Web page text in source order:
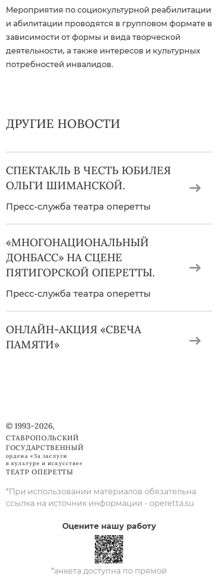
Мероприятия по социокультурной реабилитации
и абилитации проводятся в групповом формате в
зависимости от формы и вида творческой
деятельности, а также интересов и культурных
потребностей инвалидов.
ДРУГИЕ НОВОСТИ
СПЕКТАКЛЬ В ЧЕСТЬ ЮБИЛЕЯ
ОЛЬГИ ШИМАНСКОЙ.
Пресс-служба театра оперетты
«МНОГОНАЦИОНАЛЬНЫЙ
ДОНБАСС» НА СЦЕНЕ
ПЯТИГОРСКОЙ ОПЕРЕТТЫ.
Пресс-служба театра оперетты
ОНЛАЙН-АКЦИЯ «СВЕЧА
ПАМЯТИ»
© 1993-2026,
СТАВРОПОЛЬСКИЙ
ГОСУДАРСТВЕННЫЙ
ордена «За заслуги
в культуре и искусстве»
ТЕАТР ОПЕРЕТТЫ
*При использовании материалов обязательна
ссылка на источник информации - operetta.su
Оцените нашу работу
*анкета доступна по прямой